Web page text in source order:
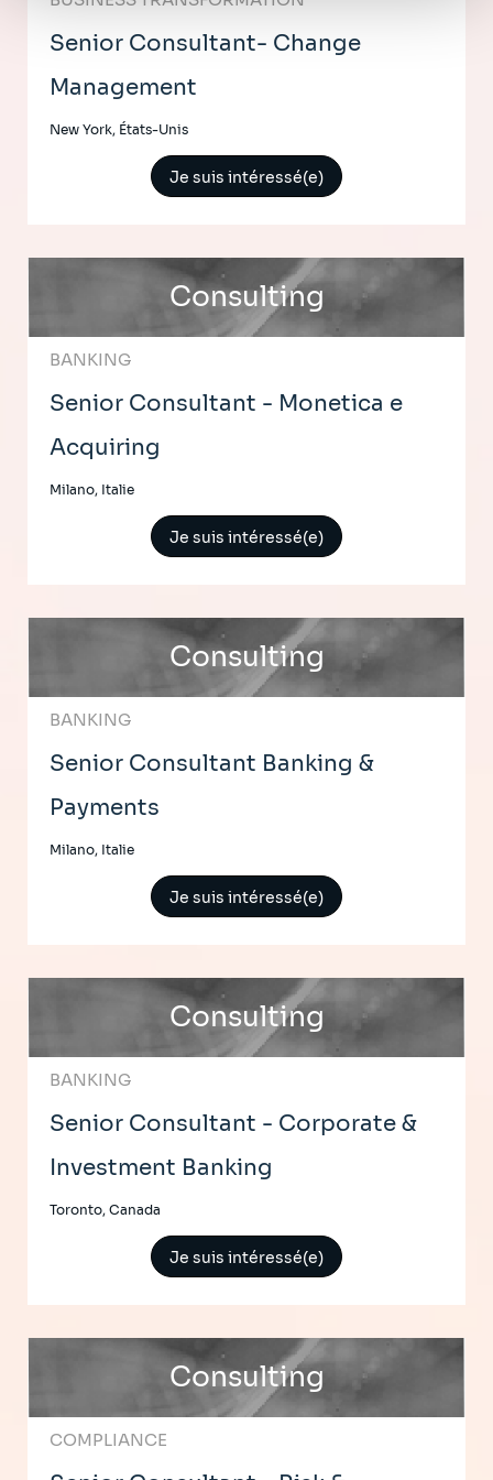
Senior Consultant- Change
Management
New York, États-Unis
Je suis intéressé(e)
Consulting
BANKING
Senior Consultant - Monetica e
Acquiring
Milano, Italie
Je suis intéressé(e)
Consulting
BANKING
Senior Consultant Banking &
Payments
Milano, Italie
Je suis intéressé(e)
Consulting
BANKING
Senior Consultant - Corporate &
Investment Banking
Toronto, Canada
Je suis intéressé(e)
Consulting
COMPLIANCE